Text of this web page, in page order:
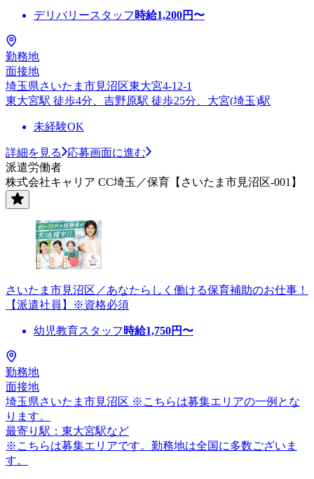
デリバリースタッフ 時給1,200円〜
勤務地
面接地
埼玉県さいたま市見沼区東大宮4-12-1
東大宮駅 徒歩4分、吉野原駅 徒歩25分、大宮(埼玉)駅
未経験OK
詳細を見る
応募画面に進む
派遣労働者
株式会社キャリア CC埼玉／保育【さいたま市見沼区-001】
さいたま市見沼区／あなたらしく働ける保育補助のお仕事！
【派遣社員】※資格必須
幼児教育スタッフ 時給1,750円〜
勤務地
面接地
埼玉県さいたま市見沼区 ※こちらは募集エリアの一例とな
ります。
最寄り駅：東大宮駅など
※こちらは募集エリアです。勤務地は全国に多数ございま
す。